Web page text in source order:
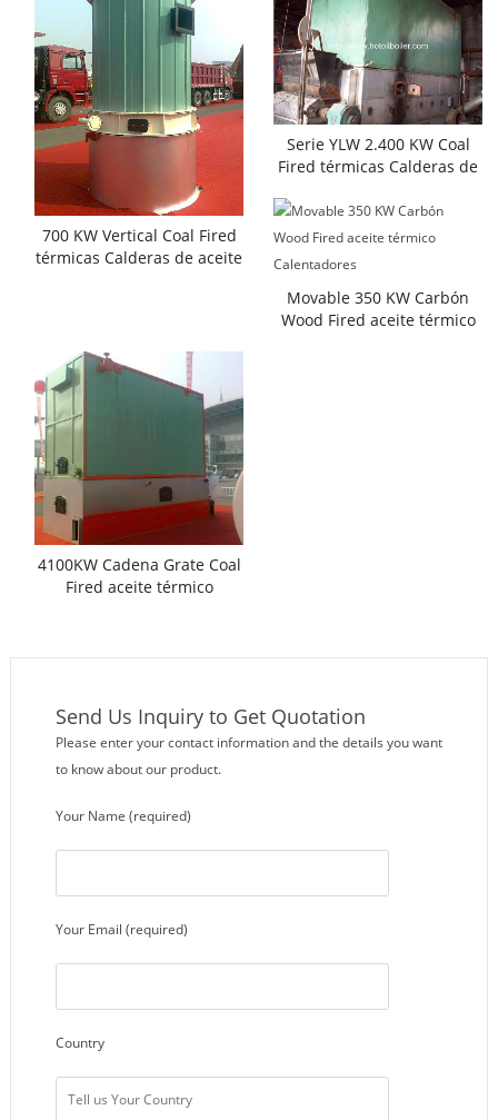
700 KW Vertical Coal Fired
térmicas Calderas de aceite
Serie YLW 2.400 KW Coal
Fired térmicas Calderas de
Movable 350 KW Carbón
Wood Fired aceite térmico
4100KW Cadena Grate Coal
Fired aceite térmico
Send Us Inquiry to Get Quotation
Please enter your contact information and the details you want
to know about our product.
Your Name (required)
Your Email (required)
Country